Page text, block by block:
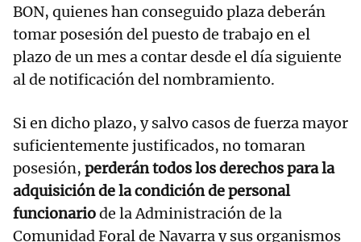
BON, quienes han conseguido plaza deberán
tomar posesión del puesto de trabajo en el
plazo de un mes a contar desde el día siguiente
al de notificación del nombramiento.
Si en dicho plazo, y salvo casos de fuerza mayor
suficientemente justificados, no tomaran
posesión, perderán todos los derechos para la
adquisición de la condición de personal
funcionariode la Administración de la
Comunidad Foral de Navarra y sus organismos